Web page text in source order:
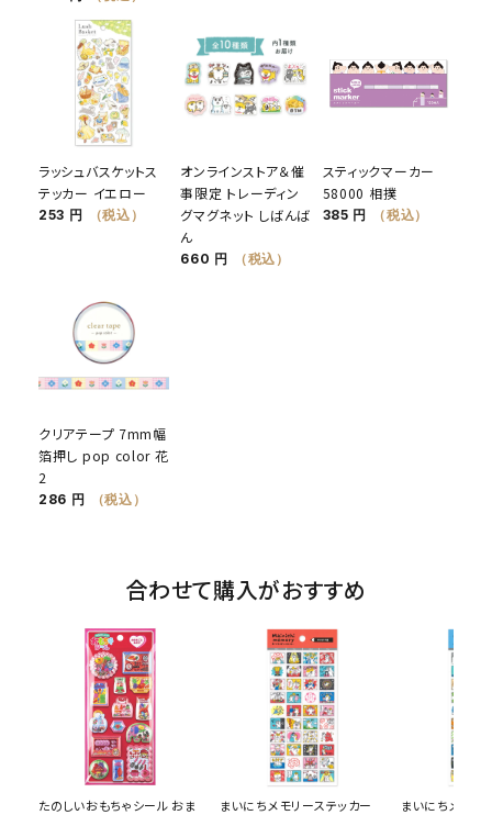
ラッシュバスケットス
テッカー イエロー
253 円 （税込）
オンラインストア＆催
事限定 トレーディン
グマグネット しばんば
ん
660 円 （税込）
スティックマーカー
58000 相撲
385 円 （税込）
クリアテープ 7mm幅
箔押し pop color 花
2
286 円 （税込）
合わせて購入がおすすめ
たのしいおもちゃシール おま
まいにちメモリーステッカー
まいにちメモリ